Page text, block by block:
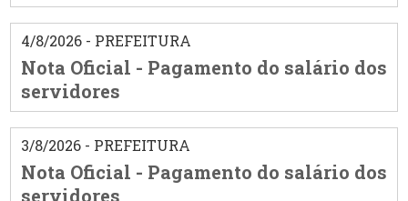
4/8/2026 - PREFEITURA
Nota Oficial - Pagamento do salário dos
servidores
3/8/2026 - PREFEITURA
Nota Oficial - Pagamento do salário dos
servidores